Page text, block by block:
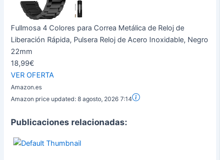
Fullmosa 4 Colores para Correa Metálica de Reloj de
Liberación Rápida, Pulsera Reloj de Acero Inoxidable, Negro
22mm
18,99€
VER OFERTA
Amazon.es
Amazon price updated:8 agosto, 2026 7:14
Publicaciones relacionadas: